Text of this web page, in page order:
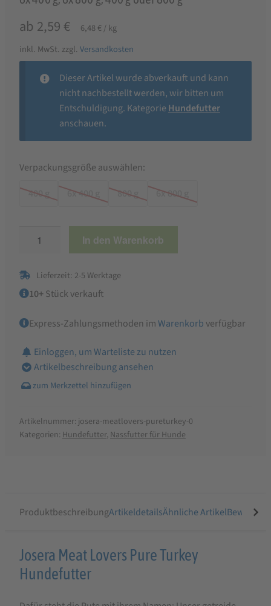
ab 2,59 € 6,48 €/kg
inkl. MwSt. zzgl. Versandkosten
Dieser Artikel wurde abverkauft und kann
nicht nachbestellt werden, wir bitten um
Entschuldigung. Kategorie Hundefutter
anschauen.
Verpackungsgröße auswählen:
400 g
6x 400 g 800 g 6x 800 g
Pure
Turkey
In den Warenkorb
Lieferzeit: 2-5 Werktage
10+Stück verkauft
Express-Zahlungsmethoden imWarenkorb verfügbar
Einloggen, um Warteliste zu nutzen
Artikelbeschreibung ansehen
Artikelnummer: josera-meatlovers-pureturkey-0
Kategorien: Hundefutter, Nassfutter für Hunde
ProduktbeschreibungArtikeldetailsÄhnliche Artikel
Produktbeschreibung
für
Josera Meat Lovers Pure Turkey
Hundefutter